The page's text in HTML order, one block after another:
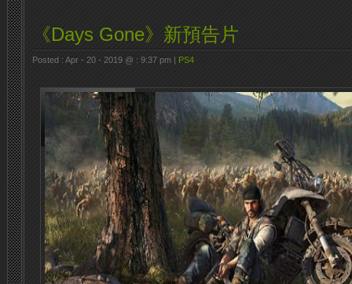
《Days Gone》新預告片
Posted : Apr - 20 - 2019 @ : 9:37 pm | PS4